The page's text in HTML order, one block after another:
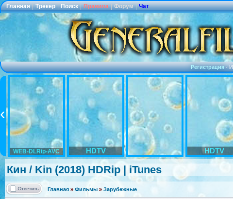
Главная | Трекер | Поиск | Правила | Форум | Чат
Регистрация·
WEB-DLRip-AVC HDTV HDTV
Кин / Kin (2018) HDRip | iTunes
Главная » Фильмы » Зарубежные